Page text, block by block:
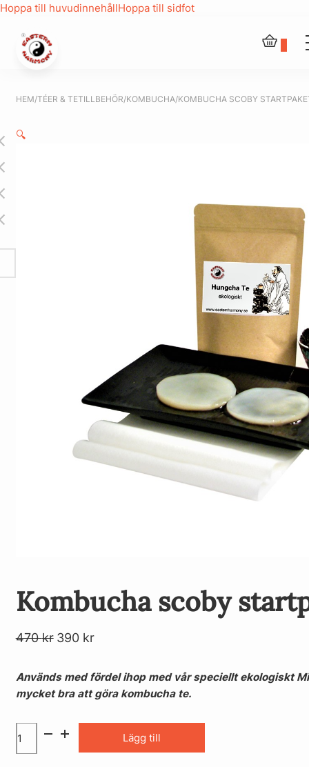
Hoppa till huvudinnehållHoppa till sidfot
HEM/TÉER & TETILLBEHÖR/KOMBUCHA/KOMBUCHA SCOBY
🔍
Kombucha scoby
470kr 390 kr
Används med fördel ihop med vår speciellt ekologiskt
mycket bra att göra kombucha te.
Lägg till